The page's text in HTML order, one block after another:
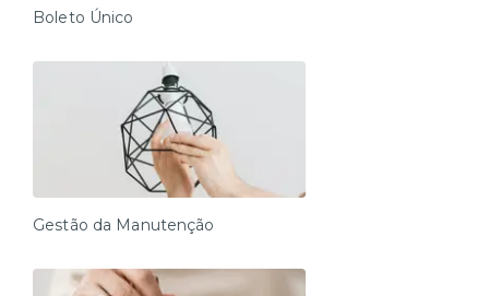
Boleto Único
Gestão da Manutenção